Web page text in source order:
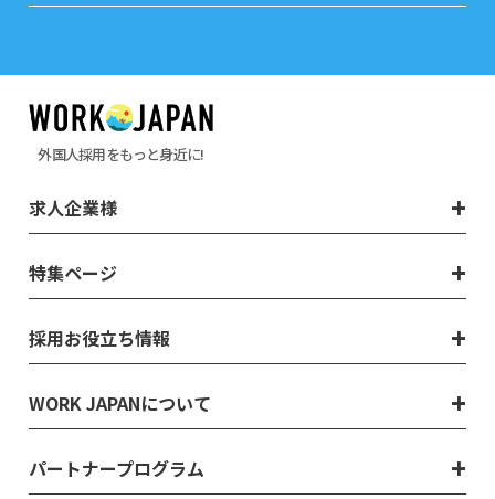
外国人採用をもっと身近に!
求人企業様
特集ページ
採用お役立ち情報
WORK JAPANについて
パートナープログラム